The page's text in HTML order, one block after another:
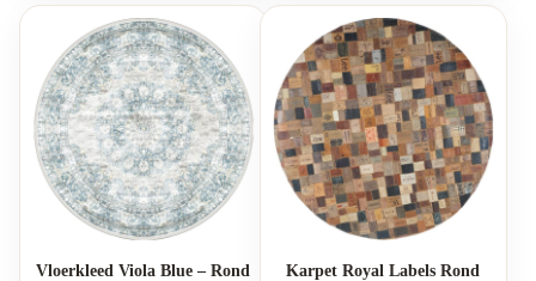
Vloerkleed Viola Blue – Rond
Karpet Royal Labels Rond